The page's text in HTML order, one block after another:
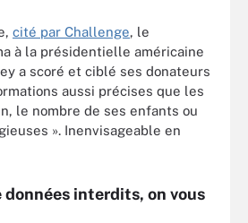
cité par Challenge, le
à la présidentielle américaine
a scoré et ciblé ses donateurs
aussi précises que les
le nombre de ses enfants ou
». Inenvisageable en
données interdits, on vous